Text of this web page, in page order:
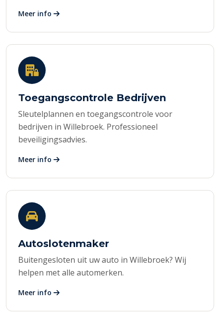
Meer info
Toegangscontrole Bedrijven
Sleutelplannen en toegangscontrole voor
bedrijven in Willebroek. Professioneel
beveiligingsadvies.
Meer info
Autoslotenmaker
Buitengesloten uit uw auto in Willebroek? Wij
helpen met alle automerken.
Meer info